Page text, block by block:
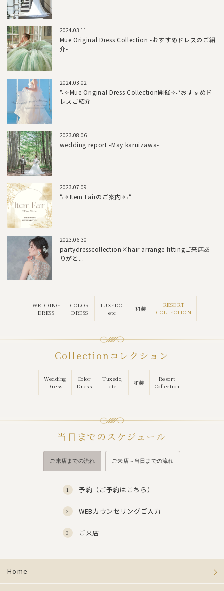
2024.03.11
Mue Original Dress Collection -おすすめドレスのご紹
介-
2024.03.02
°˖✧Mue Original Dress Collection開催✧˖°おすすめド
レスご紹介
2023.08.06
wedding report -May karuizawa-
2023.07.09
°˖✧Item Fairのご案内✧˖°
2023.06.30
partydresscollection×hair arrange fittingご来店あ
りがと...
WEDDING
DRESS
COLOR
DRESS
TUXEDO,
etc
和装
RESORT
COLLECTION
Collection コレクション
Wedding
Dress
Color
Dress
Tuxedo,
etc
和装
Resort
Collection
当日までのスケジュール
ご来店までの流れ ご来店～当日までの流れ
予約（ご予約はこちら）
WEBカウンセリングご入力
ご来店
Home